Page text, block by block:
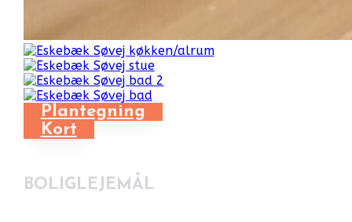
Plantegning
Kort
BOLIGLEJEMÅL